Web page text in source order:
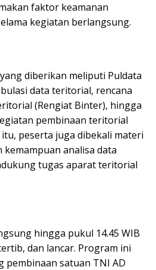
faktor keamanan
kegiatan berlangsung.
diberikan meliputi Puldata
data teritorial, rencana
(Rengiat Binter), hingga
pembinaan teritorial
peserta juga dibekali materi
analisa data
tugas aparat teritorial
hingga pukul 14.45 WIB
dan lancar. Program ini
pembinaan satuan TNI AD